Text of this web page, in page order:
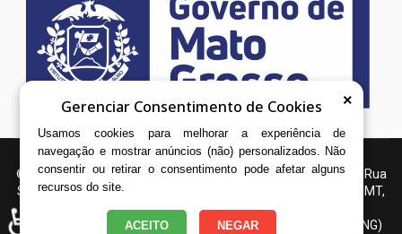
×
Gerenciar Consentimento de Cookies
Usamos cookies para melhorar a experiência de
navegação e mostrar anúncios (não) personalizados. Não
consentir ou retirar o consentimento pode afetar alguns
recursos do site.
ACEITO NEGAR
© 2025 Associação Cultural Cena Onze - Cine Teatro Cuiabá | Rua
Salah Soleimam Ayoub, 300 - Cachoeira das Garças, Cuiabá - MT,
78.077-232 | WhatsApp: (65) 99227-6215 E-mail:
adm@cenaonze.org.br | Organização não governamental (ONG)